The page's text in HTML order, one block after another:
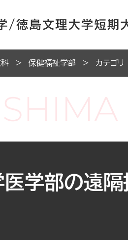
科 保健福祉学部 カテゴリ
医学部の遠